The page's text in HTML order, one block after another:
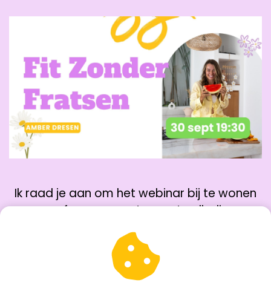
Ik raad je aan om het webinar bij te wonen
vanaf een computer, met volledige
Zo zorgen we samen het maximale
resultaat voor jouw
gedragsverandering.